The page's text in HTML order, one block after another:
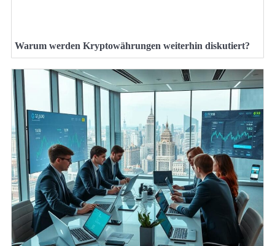
Warum werden Kryptowährungen weiterhin diskutiert?